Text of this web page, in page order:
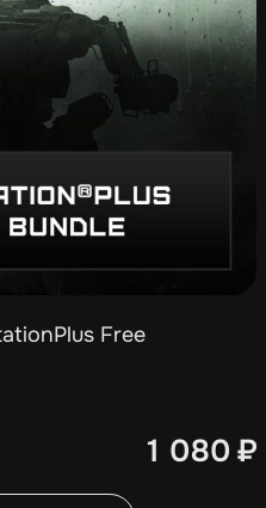
Free
1 080 ₽